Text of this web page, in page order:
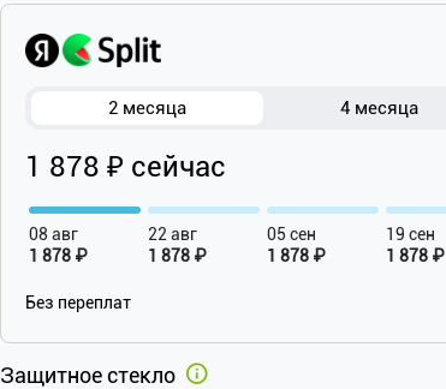
2 месяца 4 месяца
1 878 ₽ сейчас
08 авг
1 878 ₽
22 авг
1 878 ₽
05 сен
1 878 ₽
19 сен
1 878 ₽
Без переплат
Защитное стекло